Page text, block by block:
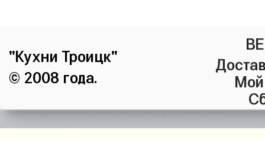
"Кухни Троицк"
© 2008 года.